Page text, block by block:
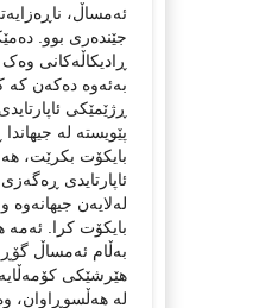
ئەمساڵ،
جێندەری بوو.
ڕادیکاڵەکانی
بەئەوە دەکەن کە
ڕژێمێکی
پێویستە لە
بایکۆت بکرێت،
ئاپارتایدی
لەلایەن جیهانەوە
بایکۆت کرا.
بەڵام ئەمساڵ
هێرشێکی
لە هەڵسوڕاوان،